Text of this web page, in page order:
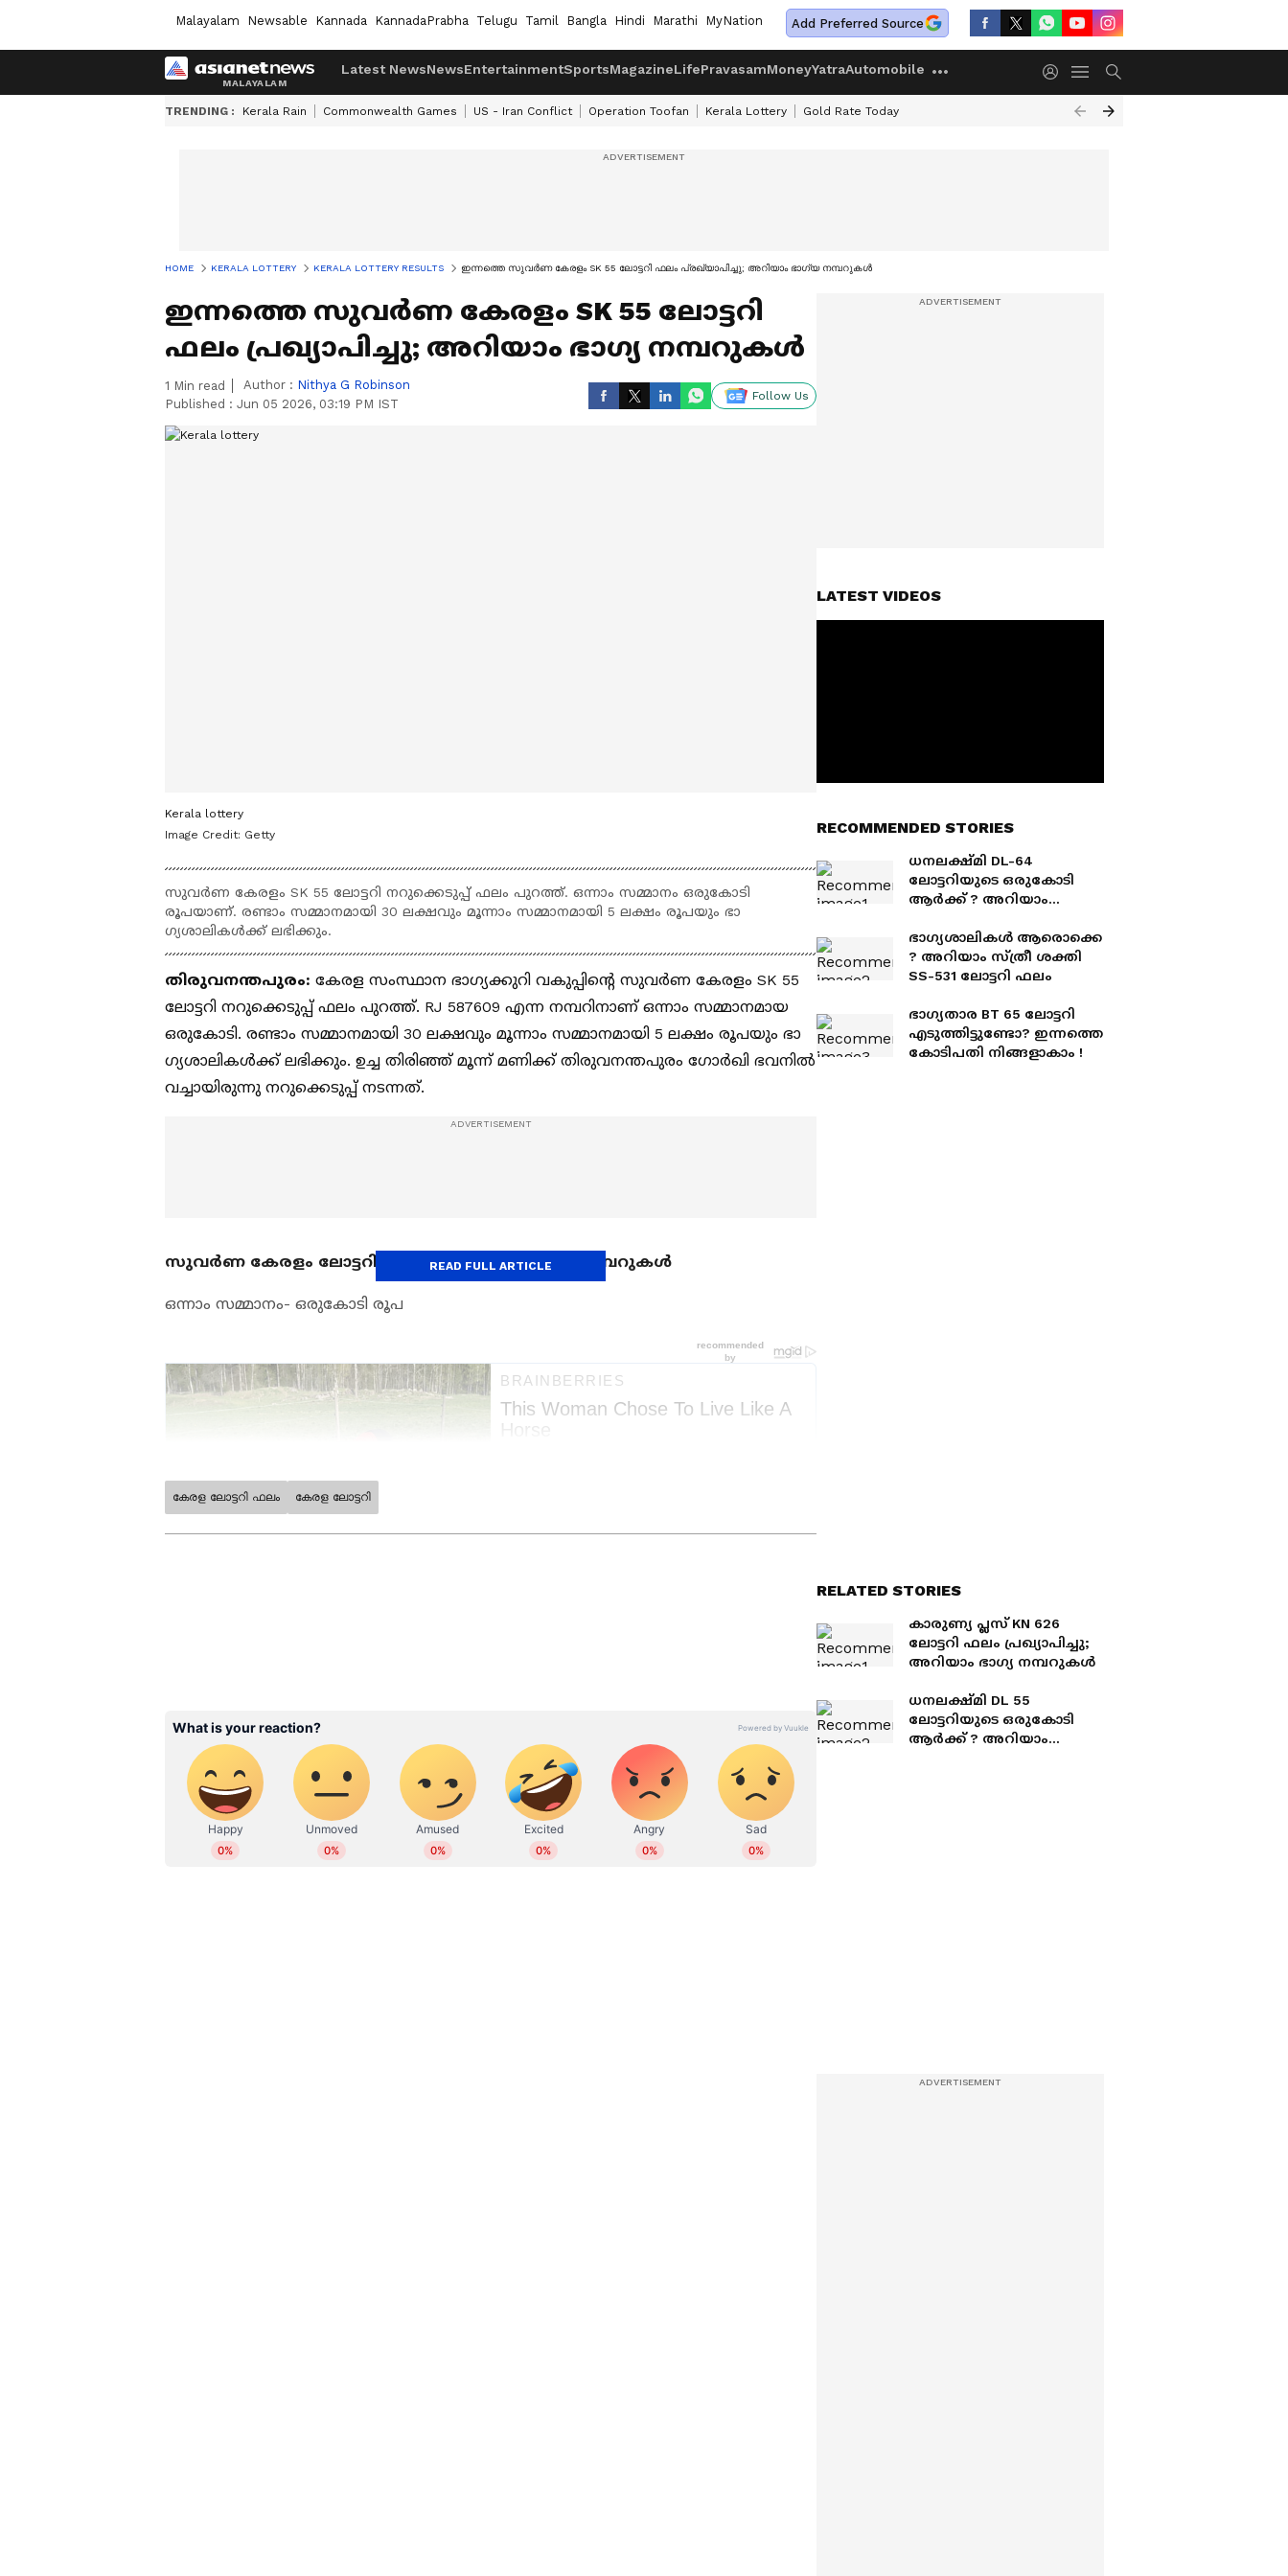
Malayalam Newsable Kannada KannadaPrabha Telugu Tamil Bangla Hindi Marathi MyNation Add Preferred Source
Latest NewsNewsEntertainmentSportsMagazineLifePravasamMoneyYatraAutomobile
TRENDING : Kerala Rain Commonwealth Games US - Iran Conflict Operation Toofan Kerala Lottery Gold Rate Today
HOME KERALA LOTTERY KERALA LOTTERY RESULTS ഇന്നത്തെ സുവർണ കേരളം SK 55 ലോട്ടറി ഫലം പ്രഖ്യാപിച്ചു; അറിയാം ഭാ​ഗ്യ നമ്പറുകൾ
ഇന്നത്തെ സുവർണ കേരളം SK 55 ലോട്ടറി
ഫലം പ്രഖ്യാപിച്ചു; അറിയാം ഭാ​ഗ്യ നമ്പറുകൾ
1 Min read Author : Nithya G Robinson
Published : Jun 05 2026, 03:19 PM IST
Follow Us
Kerala lottery
Image Credit: Getty
സുവർണ കേരളം SK 55 ലോട്ടറി നറുക്കെടുപ്പ് ഫലം പുറത്ത്. ഒന്നാം സമ്മാനം ഒരുകോടി
രൂപയാണ്. രണ്ടാം സമ്മാനമായി 30 ലക്ഷവും മൂന്നാം സമ്മാനമായി 5 ലക്ഷം രൂപയും ഭാ​
ഗ്യശാലികൾക്ക് ലഭിക്കും.
തിരുവനന്തപുരം: കേരള സംസ്ഥാന ഭാ​ഗ്യക്കുറി വകുപ്പിന്റെ സുവർണ കേരളം SK 55
ലോട്ടറി നറുക്കെടുപ്പ് ഫലം പുറത്ത്. RJ 587609 എന്ന നമ്പറിനാണ് ഒന്നാം സമ്മാനമായ
ഒരുകോടി. രണ്ടാം സമ്മാനമായി 30 ലക്ഷവും മൂന്നാം സമ്മാനമായി 5 ലക്ഷം രൂപയും ഭാ​
ഗ്യശാലികൾക്ക് ലഭിക്കും. ഉച്ച തിരിഞ്ഞ് മൂന്ന് മണിക്ക് തിരുവനന്തപുരം ​ഗോർഖി ഭവനിൽ
വച്ചായിരുന്നു നറുക്കെടുപ്പ് നടന്നത്.
സുവര്‍ണ കേരളം ലോട്ടറിയുടെ സമ്മാനാര്‍ഹമായ നമ്പറുകള്‍
ഒന്നാം സമ്മാനം- ഒരുകോടി രൂപ
Related Articles
കാരുണ്യ പ്ലസ് KN 626 ലോട്ടറി
ഫലം പ്രഖ്യാപിച്ചു; അറിയാം ഭാ​ഗ്യ
നമ്പറുകൾ
ധനലക്ഷ്മി DL 55 ലോട്ടറിയുടെ
ഒരുകോടി ആർക്ക് ? അറിയാം
നറുക്കെടുപ്പ് ഫലം
READ FULL ARTICLE
ABOUT THE AUTHOR
Nithya G Robinson
കേരള ലോട്ടറി ഫലം കേരള ലോട്ടറി
LATEST VIDEOS
RECOMMENDED STORIES
ധനലക്ഷ്മി DL-64
ലോട്ടറിയുടെ ഒരുകോടി
ആർക്ക് ? അറിയാം
ഭാ​ഗ്യശാലികൾ ആരൊക്കെ
? അറിയാം സ്ത്രീ ശക്തി
SS-531 ലോട്ടറി ഫലം
ഭാഗ്യതാര BT 65 ലോട്ടറി
എടുത്തിട്ടുണ്ടോ? ഇന്നത്തെ
കോടിപതി നിങ്ങളാകാം !
RELATED STORIES
കാരുണ്യ പ്ലസ് KN 626
ലോട്ടറി ഫലം പ്രഖ്യാപിച്ചു;
അറിയാം ഭാ​ഗ്യ നമ്പറുകൾ
ധനലക്ഷ്മി DL 55
ലോട്ടറിയുടെ ഒരുകോടി
ആർക്ക് ? അറിയാം